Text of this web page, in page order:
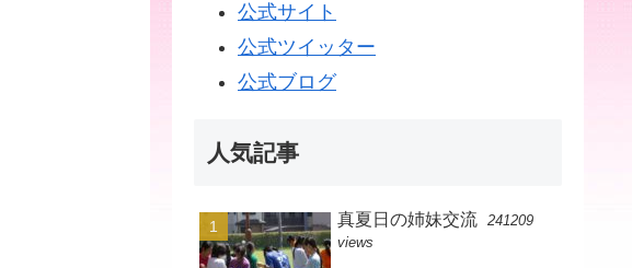
公式サイト
公式ツイッター
公式ブログ
人気記事
真夏日の姉妹交流 241209
views